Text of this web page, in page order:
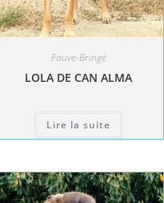
Fauve-Bringé
LOLA DE CAN ALMA
Lire la suite